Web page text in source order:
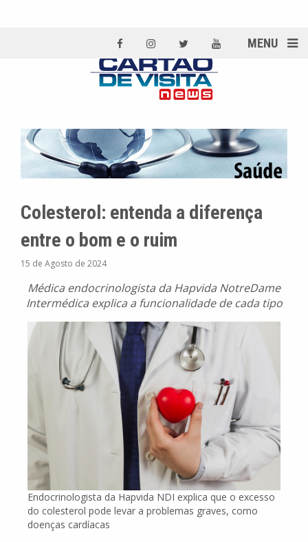
MENU
Colesterol: entenda a diferença
entre o bom e o ruim
15 de Agosto de 2024
Médica endocrinologista da Hapvida NotreDame
Intermédica explica a funcionalidade de cada tipo
Endocrinologista da Hapvida NDI explica que o excesso
do colesterol pode levar a problemas graves, como
doenças cardíacas